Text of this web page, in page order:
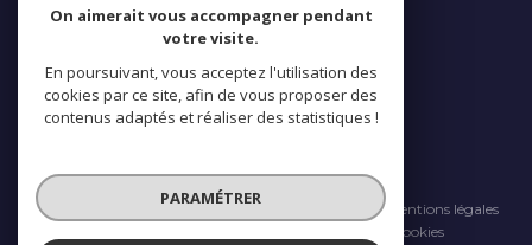
© 2026 | Tous droits réservés
Nos honoraires
Nos partenaires
Mentions légales
Cookies
On aimerait vous accompagner pendant
votre visite.
En poursuivant, vous acceptez l'utilisation des
cookies par ce site, afin de vous proposer des
contenus adaptés et réaliser des statistiques !
PARAMÉTRER